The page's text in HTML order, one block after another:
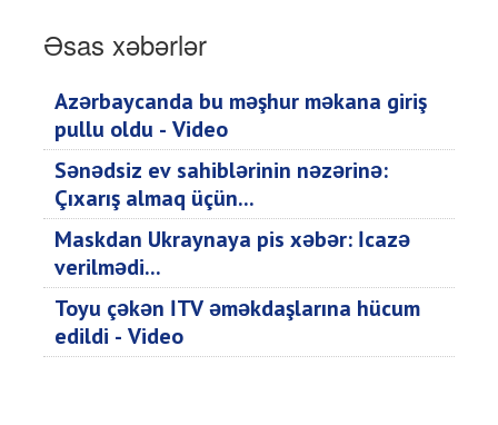
Əsas xəbərlər
Azərbaycanda bu məşhur məkana giriş
pullu oldu - Video
Sənədsiz ev sahiblərinin nəzərinə:
Çıxarış almaq üçün...
Maskdan Ukraynaya pis xəbər: İcazə
verilmədi...
Toyu çəkən İTV əməkdaşlarına hücum
edildi - Video